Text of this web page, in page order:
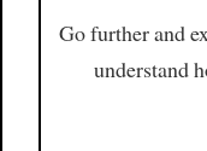
Go further and
understand